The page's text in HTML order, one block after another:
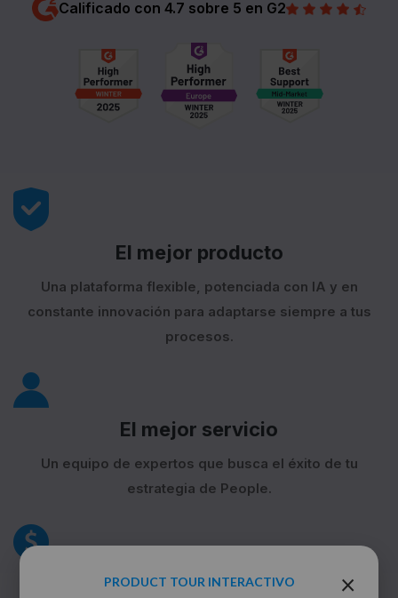
Calificado con 4.7 sobre 5 en G2
El mejor producto
Una plataforma flexible, potenciada con IA y en
constante innovación para adaptarse siempre a tus
procesos.
El mejor servicio
Un equipo de expertos que busca el éxito de tu
estrategia de People.
Inversión flexible ×
PRODUCT TOUR INTERACTIVO